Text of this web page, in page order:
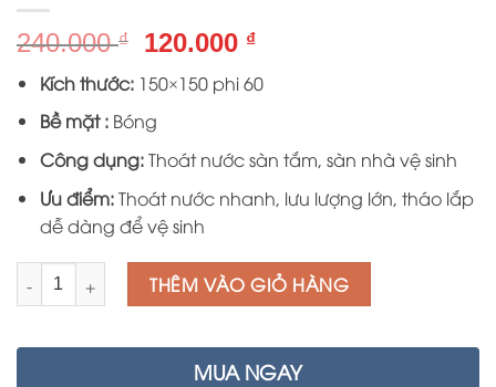
240.000₫
Giá
là:
240.000 ₫.
120.000 ₫Giá
tại
120.000 ₫.
Kích thước:150×150 phi 60
Bề mặt :Bóng
Công dụng:Thoát nước sàn tắm, sàn nhà vệ sinh
Ưu điểm:Thoát nước nhanh, lưu lượng lớn, tháo lắp
dễ dàng để vệ sinh
Số lượng THÊM VÀO GIỎ HÀNG
MUA NGAY